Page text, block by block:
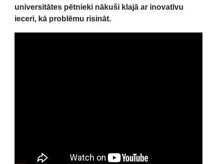
universitātes pētnieki nākuši klajā ar inovatīvu
ieceri, kā problēmu risināt.